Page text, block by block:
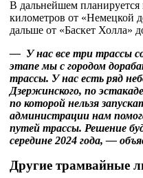
В дальнейшем
километров от «Немецкой
дальше от «Баскет Холла»
— У нас все три трассы
этапе мы с городом
трассы. У нас есть ряд
Дзержинского, по
по которой нельзя
администрации нам
путей трассы. Решение
середине 2024 года, —
Другие трамвайные